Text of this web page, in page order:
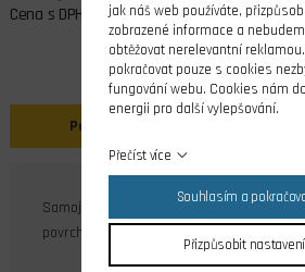
Cena s DPH
Popis
Samojistné matice s nylonovou jistící
povrchová úprava galvanický zinek.
jak náš web používáte,
zobrazené informace a
obtěžovat nerelevantní
pokračovat pouze s cookies
fungování webu. Cookies nám
energii pro další vylepšování.
Přečíst více
Souhlasím a
Přizpůsobit nastavení